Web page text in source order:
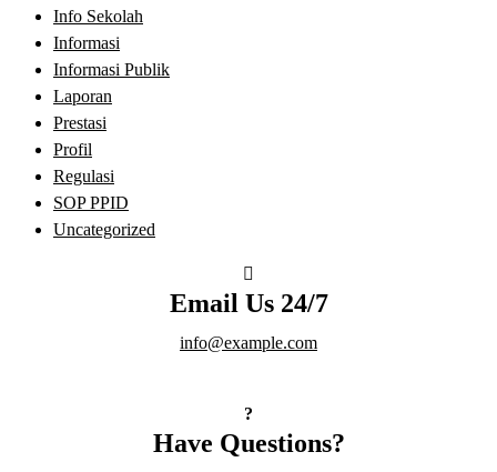
Info Sekolah
Informasi
Informasi Publik
Laporan
Prestasi
Profil
Regulasi
SOP PPID
Uncategorized
Email Us 24/7
info@example.com
Have Questions?